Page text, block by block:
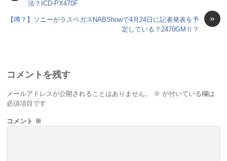
法？ICD-PX470F
»
【噂？】ソニーがラスベガスNABShowで4月24日に記者発表を予
定している？2470GMⅡ？
コメントを残す
メールアドレスが公開されることはありません。 ※ が付いている欄は
必須項目です
コメント ※